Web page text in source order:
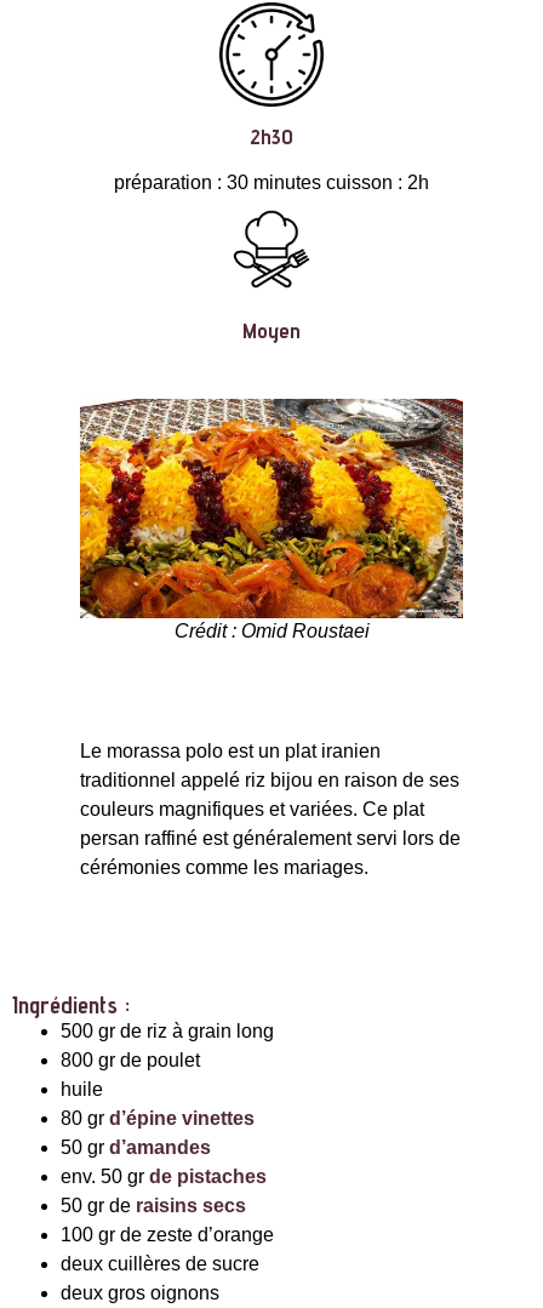
2h30
préparation : 30 minutes cuisson : 2h
Moyen
Crédit : Omid Roustaei
Le morassa polo est un plat iranien
traditionnel appelé riz bijou en raison de ses
couleurs magnifiques et variées. Ce plat
persan raffiné est généralement servi lors de
cérémonies comme les mariages.
Ingrédients :
500 gr de riz à grain long
800 gr de poulet
huile
80 gr d’épine vinettes
50 gr d’amandes
env. 50 gr de pistaches
50 gr de raisins secs
100 gr de zeste d’orange
deux cuillères de sucre
deux gros oignons